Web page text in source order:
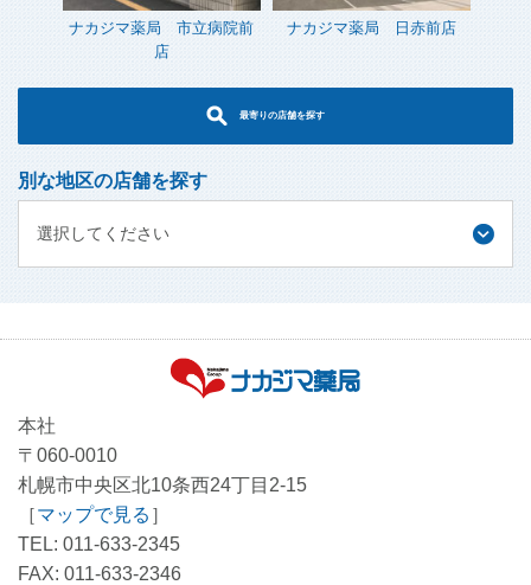
ナカジマ薬局 市立病院前
店
ナカジマ薬局 日赤前店
最寄りの店舗を探す
別な地区の店舗を探す
選択してください
本社
〒060-0010
札幌市中央区北10条西24丁目2-15
［マップで見る ］
TEL: 011-633-2345
FAX: 011-633-2346